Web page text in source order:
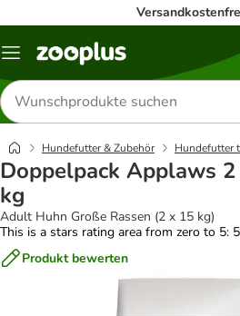
Menü
Produkte
suchen
Hundefutter & Zubehör Hundefutter
Doppelpack Applaws
kg
Adult Huhn Große Rassen (2 x 15 kg)
This is a stars rating area from zero to 5:
Produkt bewerten